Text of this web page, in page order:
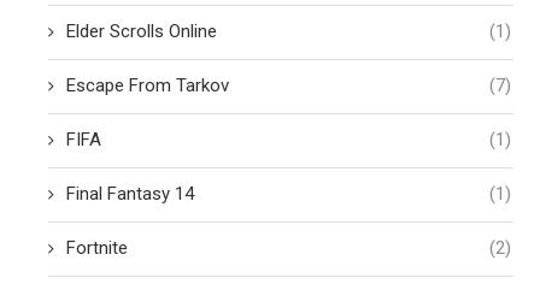
Elder Scrolls Online (1)
Escape From Tarkov (7)
FIFA (1)
Final Fantasy 14 (1)
Fortnite (2)